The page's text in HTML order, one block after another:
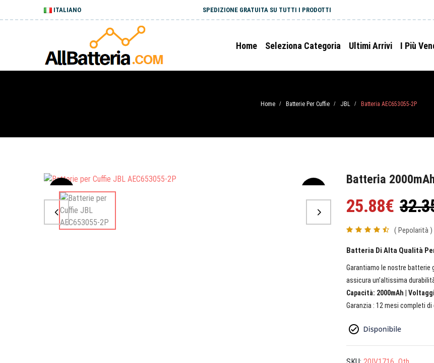
ITALIANO SPEDIZIONE GRATUITA SU TUTTI I PRODOTTI
Home Seleziona Categoria Ultimi Arrivi I Più
Home / Batterie Per Cuffie / JBL / Batteria AEC653055-2P
Sale
Batteria
25.88€
( Pepolarità )
Batteria Di Alta Qualità
Garantiamo le nostre batterie
assicura un’altissima
Capacità: 2000mAh |
Garanzia : 12 mesi completi